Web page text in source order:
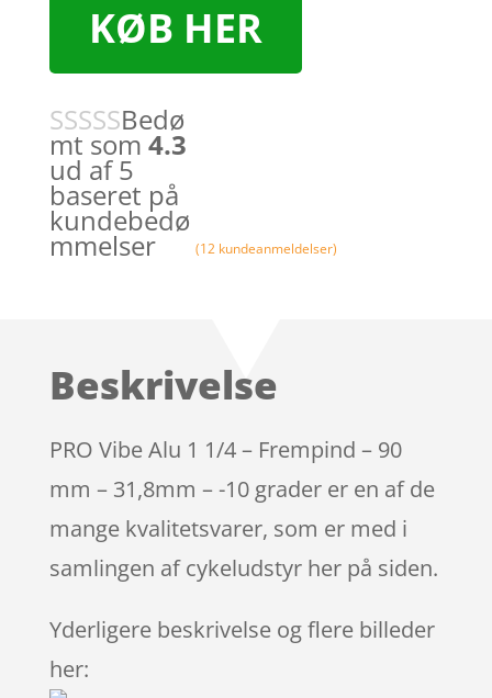
KØB HER
Bedø
mt som 4.3
ud af 5
baseret på
kundebedø
mmelser (12 kundeanmeldelser)
Beskrivelse
PRO Vibe Alu 1 1/4 – Frempind – 90
mm – 31,8mm – -10 grader er en af de
mange kvalitetsvarer, som er med i
samlingen af cykeludstyr her på siden.
Yderligere beskrivelse og flere billeder
her: